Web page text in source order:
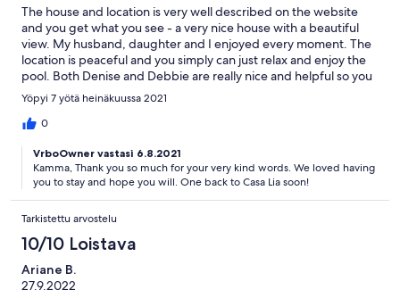
The house and location is very well described on the website
and you get what you see - a very nice house with a beautiful
view. My husband, daughter and I enjoyed every moment. The
location is peaceful and you simply can just relax and enjoy the
pool. Both Denise and Debbie are really nice and helpful so you
feel you are in good hands during the whole stay. We can highly
recommend this place. Tavira is very nice and cosy and the
beaches are just amazing.
Yöpyi 7 yötä heinäkuussa 2021
0
VrboOwner vastasi 6.8.2021
Kamma, Thank you so much for your very kind words. We loved having
you to stay and hope you will. One back to Casa Lia soon!
Tarkistettu arvostelu
10/10 Loistava
Ariane B.
27.9.2022